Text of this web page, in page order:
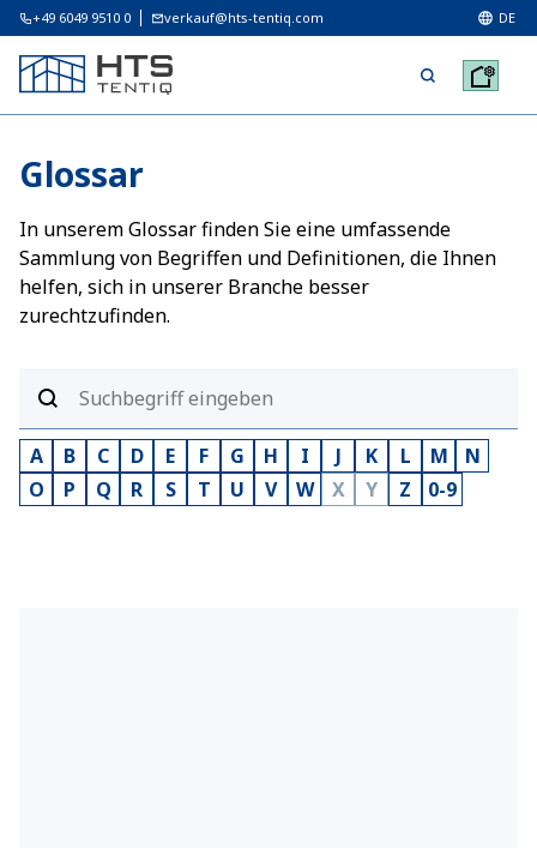
+49 6049 9510 0 verkauf@hts-tentiq.com DE
Glossar
In unserem Glossar finden Sie eine umfassende
Sammlung von Begriffen und Definitionen, die Ihnen
helfen, sich in unserer Branche besser
zurechtzufinden.
A B C D E F G H I J K L M
N
O
P Q R S T U V W X Y Z 0-9